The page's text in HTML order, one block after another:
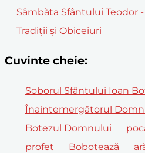
Sâmbăta Sfântului Teodor
Tradiții și Obiceiuri
Cuvinte cheie:
Soborul Sfântului Ioan
Înaintemergătorul
Botezul Domnului
profet
Bobotează